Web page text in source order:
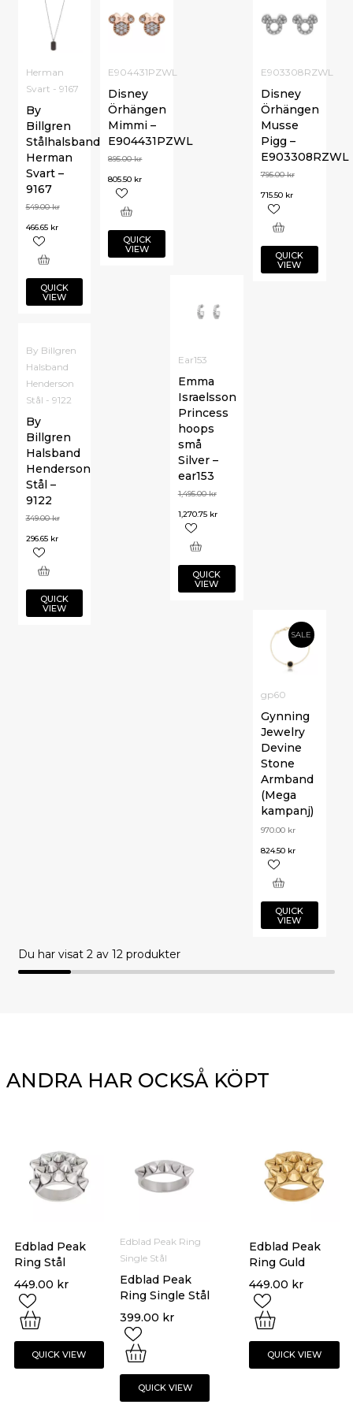
Herman
Svart - 9167
By
Billgren
Stålhalsband
Herman
Svart –
9167
549.00kr
466.65 kr
QUICK
VIEW
E903308RZWL
Disney
Örhängen
Musse
Pigg –
E903308RZWL
795.00kr
715.50 kr
QUICK
VIEW
E904431PZWL
Disney
Örhängen
Mimmi –
E904431PZWL
895.00kr
805.50 kr
QUICK
VIEW
Ear153
Emma
Israelsson
Princess
hoops
små
Silver –
ear153
1,495.00kr
1,270.75 kr
QUICK
VIEW
By Billgren
Halsband
Henderson
Stål - 9122
By
Billgren
Halsband
Henderson
Stål –
9122
349.00kr
296.65 kr
QUICK
VIEW
SALE
gp60
Gynning
Jewelry
Devine
Stone
Armband
(Mega
kampanj)
970.00 kr
824.50 kr
QUICK
VIEW
Du har visat 2av 12 produkter
ANDRA HAR OCKSÅ KÖPT
Edblad Peak
Ring Stål
449.00 kr
QUICK VIEW
Edblad Peak
Ring Guld
449.00 kr
QUICK VIEW
Edblad Peak Ring
Single Stål
Edblad Peak
Ring Single Stål
399.00 kr
QUICK VIEW